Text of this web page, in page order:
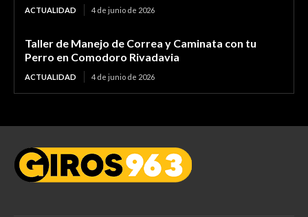
ACTUALIDAD 4 de junio de 2026
Taller de Manejo de Correa y Caminata con tu
Perro en Comodoro Rivadavia
ACTUALIDAD 4 de junio de 2026